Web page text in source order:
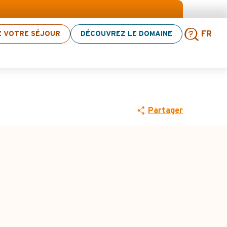
VOTRE SÉJOUR DÉCOUVREZ LE DOMAINE FR
d’activités ! > cliquez ici
country n°2
Partager